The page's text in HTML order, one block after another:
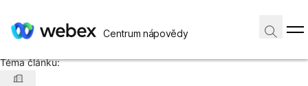
Centrum nápovědy
Článek
Téma článku: